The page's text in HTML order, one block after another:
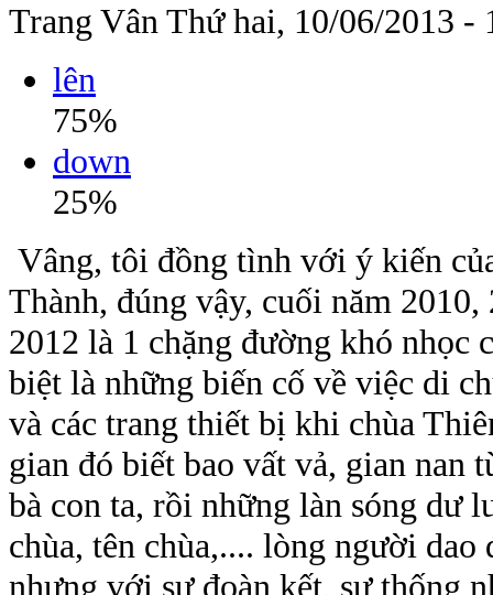
Trang VânThứ hai, 10/06/2013 -
lên
75%
down
25%
Vâng, tôi đồng tình với ý kiến
Thành, đúng vậy, cuối năm
2012 là 1 chặng đường khó nhọc
biệt là những biến cố về việc di
và các trang thiết bị khi chùa
gian đó biết bao vất vả, gian nan
bà con ta, rồi những làn sóng dư
chùa, tên chùa,.... lòng người
nhưng với sự đoàn kết, sự thống